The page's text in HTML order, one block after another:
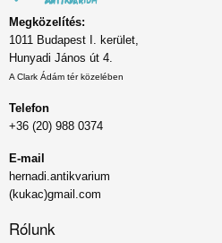
Megközelítés:
1011 Budapest I. kerület,
Hunyadi János út 4.
A Clark Ádám tér közelében
Telefon
+36 (20) 988 0374
E-mail
hernadi.antikvarium
(kukac)gmail.com
Rólunk